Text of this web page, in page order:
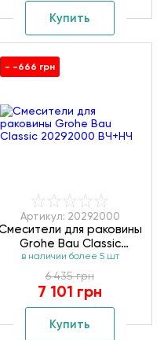
Купить
- -666 грн
Артикул: 20292000
для раковины
Grohe Bau Classic
20292000 ВЧ+НЧ
в наличии более 5 шт
6 435 грн
7 101 грн
Купить